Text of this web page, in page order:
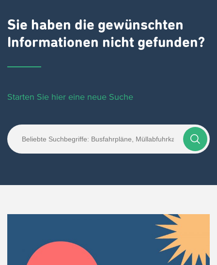
Sie haben die gewünschten
Informationen nicht gefunden?
Starten Sie hier eine neue Suche